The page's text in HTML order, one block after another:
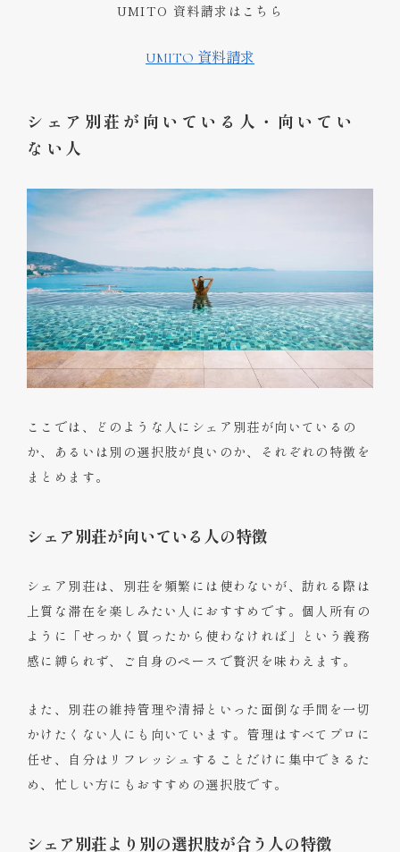
UMITO 資料請求はこちら
UMITO 資料請求
シェア別荘が向いている人・向いてい
ない人
ここでは、どのような人にシェア別荘が向いているの
か、あるいは別の選択肢が良いのか、それぞれの特徴を
まとめます。
シェア別荘が向いている人の特徴
シェア別荘は、別荘を頻繁には使わないが、訪れる際は
上質な滞在を楽しみたい人におすすめです。個人所有の
ように「せっかく買ったから使わなければ」という義務
感に縛られず、ご自身のペースで贅沢を味わえます。
また、別荘の維持管理や清掃といった面倒な手間を一切
かけたくない人にも向いています。管理はすべてプロに
任せ、自分はリフレッシュすることだけに集中できるた
め、忙しい方にもおすすめの選択肢です。
シェア別荘より別の選択肢が合う人の特徴